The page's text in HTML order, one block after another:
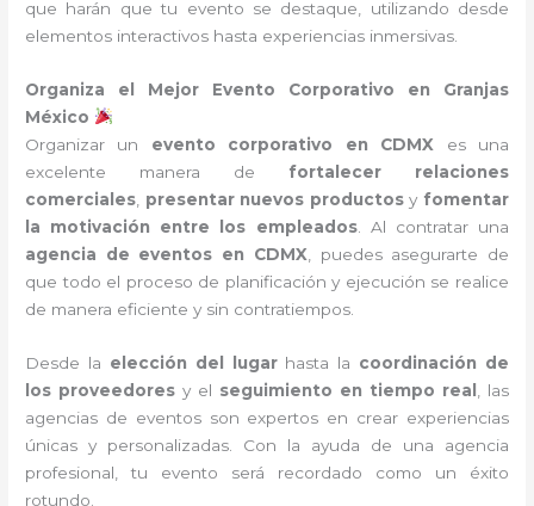
que harán que tu evento se destaque, utilizando desde
elementos interactivos hasta experiencias inmersivas.
Organiza el Mejor Evento Corporativo en Granjas
México
Organizar un evento corporativo en CDMX es una
excelente manera de fortalecer relaciones
comerciales presentar nuevos productosy fomentar
la motivación entre los empleados. Al contratar una
agencia de eventos en CDMX , puedes asegurarte de
que todo el proceso de planificación y ejecución se realice
de manera eficiente y sin contratiempos.
Desde la elección del lugarhasta la coordinación de
los proveedores y el seguimiento en tiempo real , las
agencias de eventos son expertos en crear experiencias
únicas y personalizadas. Con la ayuda de una agencia
profesional, tu evento será recordado como un éxito
rotundo.